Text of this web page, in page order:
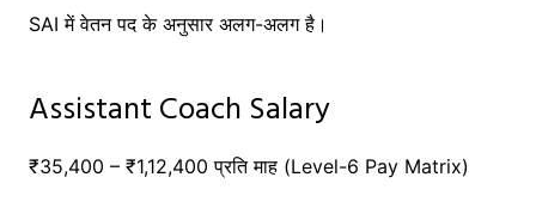
SAI में वेतन पद के अनुसार अलग-अलग है।
Assistant Coach Salary
₹35,400 – ₹1,12,400 प्रति माह (Level-6 Pay Matrix)